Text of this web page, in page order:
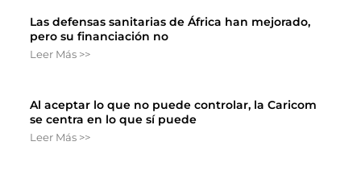
Las defensas sanitarias de África han mejorado,
pero su financiación no
Leer Más >>
Al aceptar lo que no puede controlar, la Caricom
se centra en lo que sí puede
Leer Más >>